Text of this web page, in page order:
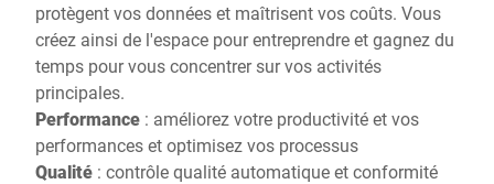
protègent vos données et maîtrisent vos coûts. Vous
créez ainsi de l'espace pour entreprendre et gagnez du
temps pour vous concentrer sur vos activités
principales.
Performance : améliorez votre productivité et vos
performances et optimisez vos processus
Qualité : contrôle qualité automatique et conformité